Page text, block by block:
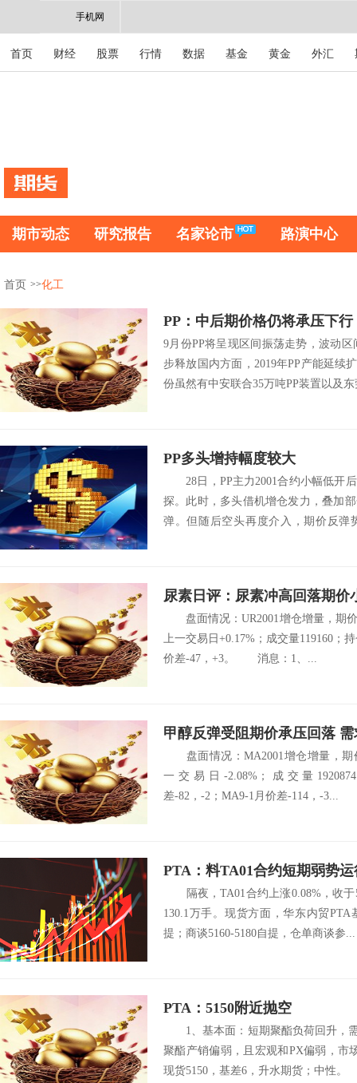
手机网
首页 财经 股票 行情 数据 基金 黄金 外汇
期市动态 研究报告 名家论市 路演中心
首页 >>化工
PP：中后期价格仍将承压下行
9月份PP将呈现区间振荡走势，波动
步释放国内方面，2019年PP产能延续
份虽然有中安联合35万吨PP装置以及
PP多头增持幅度较大
28日，PP主力2001合约小幅低开
探。此时，多头借机增仓发力，叠加
弹。但随后空头再度介入，期价反弹
尿素日评：尿素冲高回落期价
盘面情况：UR2001增仓增量，期价
上一交易日+0.17%；成交量119160；
价差-47，+3。 消息：1、...
甲醇反弹受阻期价承压回落
盘面情况：MA2001增仓增量，期
一交易日-2.08%；成交量
差-82，-2；MA9-1月价差-114，-3...
PTA：料TA01合约短期弱势
5200
隔夜，TA01合约上涨0.08%，收于
130.1万手。现货方面，华东内贸
提；商谈5160-5180自提，仓单商谈参...
PTA：5150附近抛空
1、基本面：短期聚酯负荷回升，
聚酯产销偏弱，且宏观和PX偏弱，
现货5150，基差6，升水期货；中性